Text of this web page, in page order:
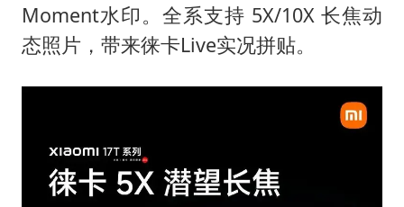
Moment水印。全系支持 5X/10X 长焦动
态照片，带来徕卡Live实况拼贴。